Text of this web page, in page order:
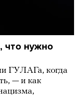
что нужно
ГУЛАГа, когда
— и как